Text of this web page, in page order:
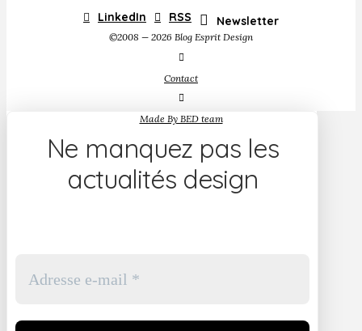
LinkedIn RSS Newsletter
©2008 — 2026 Blog Esprit Design
Contact
Made By BED team
Ne manquez pas les
actualités design